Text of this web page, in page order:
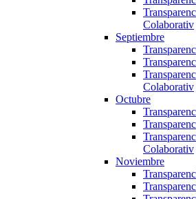
Colaborativ
Septiembre
Colaborativ
Octubre
Colaborativ
Noviembre